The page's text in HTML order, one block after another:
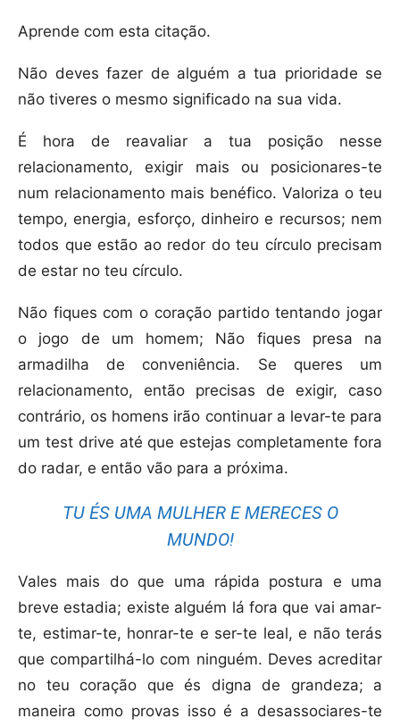
Aprende com esta citação.
Não deves fazer de alguém a tua prioridade se
não tiveres o mesmo significado na sua vida.
É hora de reavaliar a tua posição nesse
relacionamento, exigir mais ou posicionares-te
num relacionamento mais benéfico. Valoriza o teu
tempo, energia, esforço, dinheiro e recursos; nem
todos que estão ao redor do teu círculo precisam
de estar no teu círculo.
Não fiques com o coração partido tentando jogar
o jogo de um homem; Não fiques presa na
armadilha de conveniência. Se queres um
relacionamento, então precisas de exigir, caso
contrário, os homens irão continuar a levar-te para
um test drive até que estejas completamente fora
do radar, e então vão para a próxima.
TU ÉS UMA MULHER E MERECES O
MUNDO!
Vales mais do que uma rápida postura e uma
breve estadia; existe alguém lá fora que vai amar-
te, estimar-te, honrar-te e ser-te leal, e não terás
que compartilhá-lo com ninguém. Deves acreditar
no teu coração que és digna de grandeza; a
maneira como provas isso é a desassociares-te